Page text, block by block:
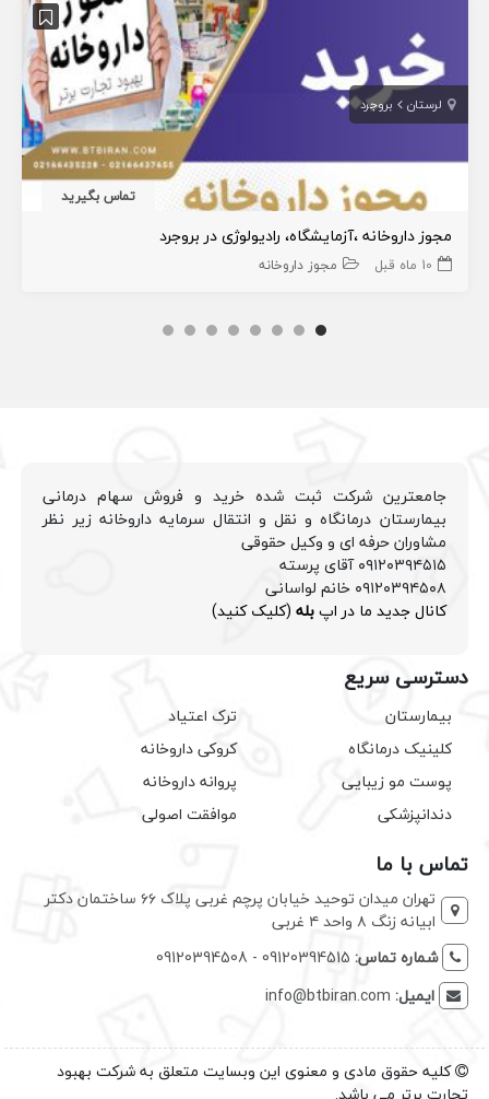
لرستان بروجرد
تماس بگیرید
مجوز داروخانه ،آزمایشگاه، رادیولوژی در بروجرد
10 ماه قبل مجوز داروخانه
جامعترین شرکت ثبت شده خرید و فروش سهام درمانی
بیمارستان درمانگاه و نقل و انتقال سرمایه داروخانه زیر نظر
مشاوران حرفه ای و وکیل حقوقی
۰۹۱۲۰۳۹۴۵۱۵ آقای پرسته
۰۹۱۲۰۳۹۴۵۰۸ خانم لواسانی
کانال جدید ما در اپبله (کلیک کنید)
دسترسی سریع
بیمارستان
کلینیک درمانگاه
پوست مو زیبایی
دندانپزشکی
ترک اعتیاد
کروکی داروخانه
پروانه داروخانه
موافقت اصولی
تماس با ما
تهران میدان توحید خیابان پرچم غربی پلاک ۶۶ ساختمان دکتر
ابیانه زنگ ۸ واحد ۴ غربی
شماره تماس: 09120394515 - 09120394508
ایمیل: info@btbiran.com
کلیه حقوق مادی و معنوی این وبسایت متعلق به شرکت بهبود